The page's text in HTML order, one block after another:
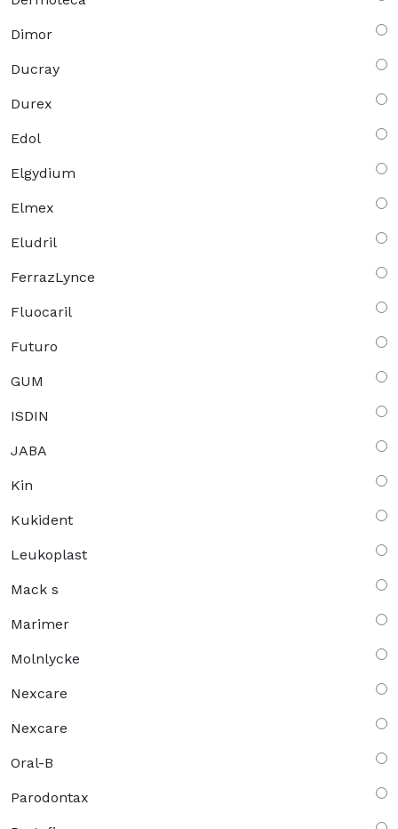
Dimor
Ducray
Durex
Edol
Elgydium
Elmex
Eludril
FerrazLynce
Fluocaril
Futuro
GUM
ISDIN
JABA
Kin
Kukident
Leukoplast
Mack s
Marimer
Molnlycke
Nexcare
Nexcare
Oral-B
Parodontax